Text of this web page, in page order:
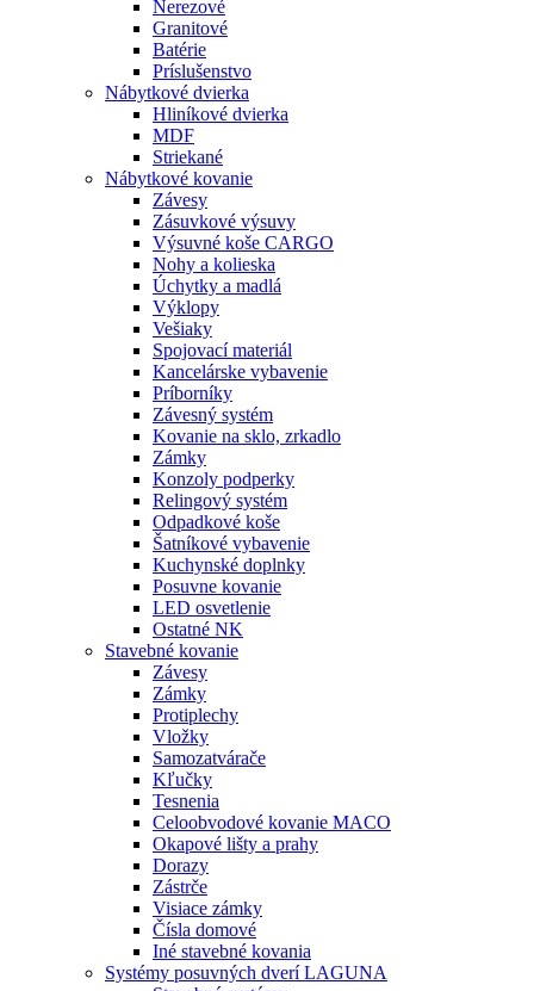
Nerezové
Granitové
Batérie
Príslušenstvo
Nábytkové dvierka
Hliníkové dvierka
MDF
Striekané
Nábytkové kovanie
Závesy
Zásuvkové výsuvy
Výsuvné koše CARGO
Nohy a kolieska
Úchytky a madlá
Výklopy
Vešiaky
Spojovací materiál
Kancelárske vybavenie
Príborníky
Závesný systém
Kovanie na sklo, zrkadlo
Zámky
Konzoly podperky
Relingový systém
Odpadkové koše
Šatníkové vybavenie
Kuchynské doplnky
Posuvne kovanie
LED osvetlenie
Ostatné NK
Stavebné kovanie
Závesy
Zámky
Protiplechy
Vložky
Samozatvárače
Kľučky
Tesnenia
Celoobvodové kovanie MACO
Okapové lišty a prahy
Dorazy
Zástrče
Visiace zámky
Čísla domové
Iné stavebné kovania
Systémy posuvných dverí LAGUNA